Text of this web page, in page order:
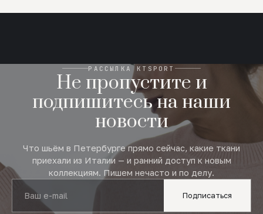
РАССЫЛКА KTSPORT
Не пропустите и
подпишитесь на наши
новости
Что шьём в Петербурге прямо сейчас, какие ткани
приехали из Италии — и ранний доступ к новым
коллекциям. Пишем нечасто и по делу.
Подписаться